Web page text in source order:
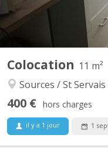
Colocation 11 m²
Sources / St
400 € hors charges
il y a 1 jour 1